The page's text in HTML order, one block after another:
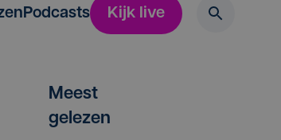
Podcasts Kijk live
Meest
gelezen